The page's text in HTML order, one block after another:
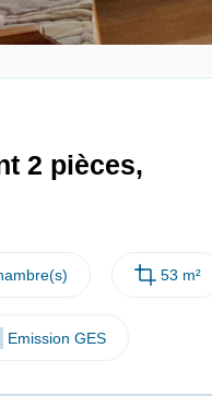
2 pièces,
53 m²
Emission GES